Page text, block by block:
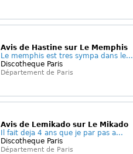
Avis de Hastine sur Le Memphis
Le memphis est tres sympa dans le...
Discotheque Paris
Département de Paris
Avis de Lemikado sur Le Mikado
Il fait deja 4 ans que je par pas a...
Discotheque Paris
Département de Paris